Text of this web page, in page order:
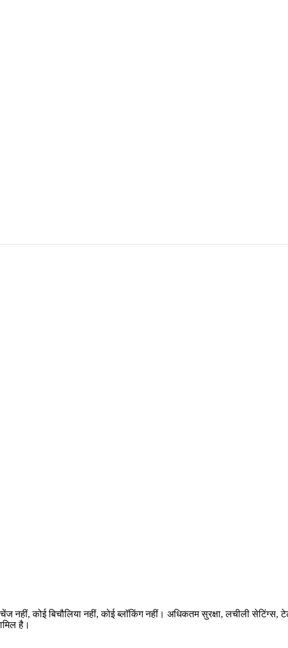
कोई बिचौलिया नहीं, कोई ब्लॉकिंग नहीं। अधिकतम सुरक्षा, लचीली सेटिंग्स,
है।